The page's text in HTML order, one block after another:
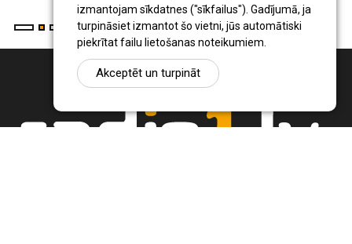
izmantojam sīkdatnes ("sīkfailus"). Gadījumā, ja
turpināsiet izmantot šo vietni, jūs automātiski
piekrītat failu lietošanas noteikumiem.
Akceptēt un turpināt